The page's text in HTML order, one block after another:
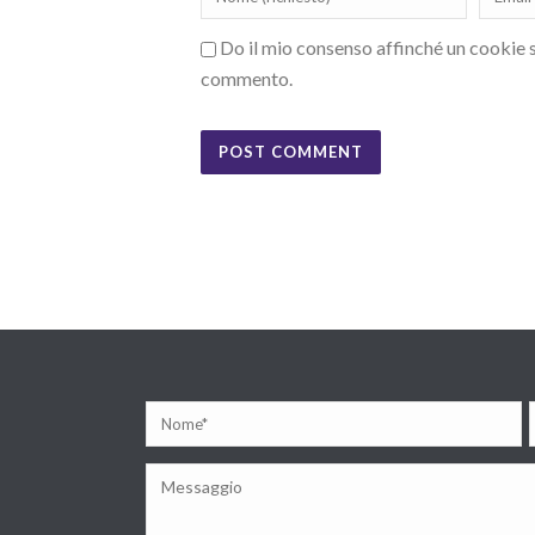
Do il mio consenso affinché un
commento.